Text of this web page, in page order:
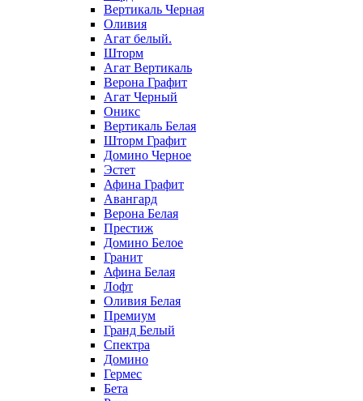
Вертикаль Черная
Оливия
Агат белый.
Шторм
Агат Вертикаль
Верона Графит
Агат Черный
Оникс
Вертикаль Белая
Шторм Графит
Домино Черное
Эстет
Афина Графит
Авангард
Верона Белая
Престиж
Домино Белое
Гранит
Афина Белая
Лофт
Оливия Белая
Премиум
Гранд Белый
Спектра
Домино
Гермес
Бета